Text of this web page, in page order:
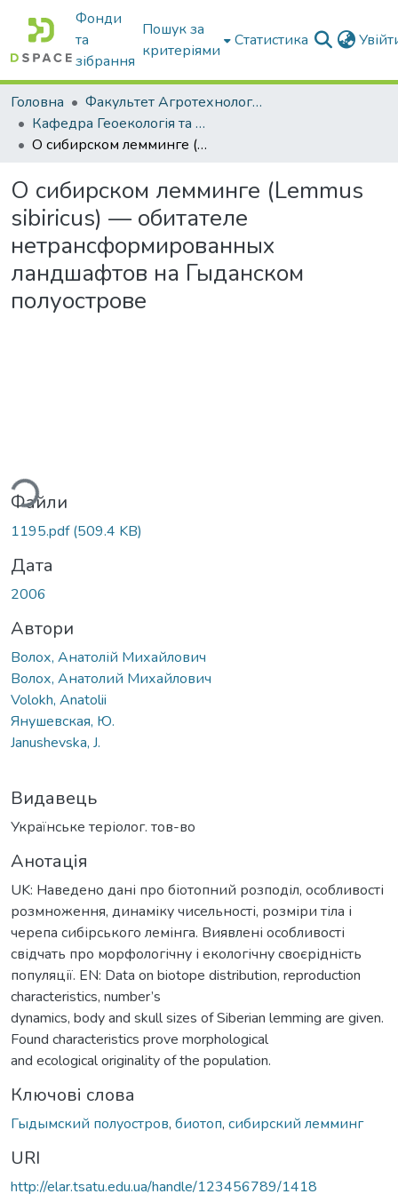
Фонди
та
зібрання
Пошук за
критеріями
Статистика
Головна
Факультет Агротехнологій та екології
Кафедра Геоекологія та землеустрій
О сибирском лемминге (Lemmus sibiricus) — обитателе нетрансформированных ландшафтов на Гыданском полуострове
О сибирском лемминге (Lemmus
sibiricus) — обитателе
нетрансформированных
ландшафтов на Гыданском
полуострове
Файли
1195.pdf(509.4 KB)
Дата
2006
Автори
Волох, Анатолій Михайлович
Волох, Анатолий Михайлович
Volokh, Anatolii
Янушевская, Ю.
Janushevska, J.
Видавець
Українське теріолог. тов-во
Анотація
UK: Наведено дані про біотопний розподіл, особливості
розмноження, динаміку чисельності, розміри тіла і
черепа сибірського лемінга. Виявлені особливості
свідчать про морфологічну і екологічну своєрідність
популяції. EN: Data on biotope distribution, reproduction
characteristics, number’s
dynamics, body and skull sizes of Siberian lemming are given.
Found characteristics prove morphological
and ecological originality of the population.
Ключові слова
Гыдымский полуостров, биотоп, сибирский лемминг
URI
http://elar.tsatu.edu.ua/handle/123456789/1418